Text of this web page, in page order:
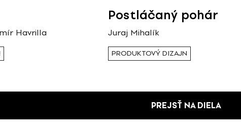
Havrilla
Postláčaný pohár
Juraj Mihalík
PRODUKTOVÝ DIZAJN
PREJSŤ NA DIELA